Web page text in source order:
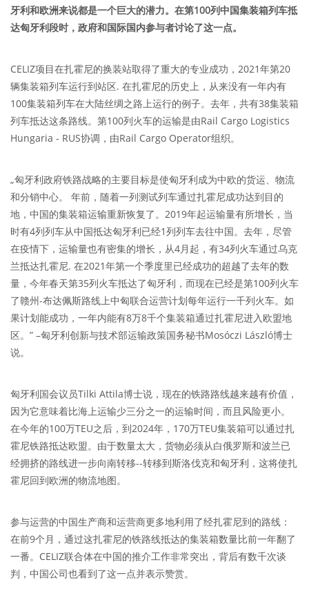
牙利和欧洲来说都是一个巨大的潜力。在第100列中国集装箱列车抵
达匈牙利段时，政府和国际国内参与者讨论了这一点。
CELIZ项目在扎霍尼的换装站取得了重大的专业成功，2021年第20
辆集装箱列车运行到站区. 在扎霍尼的历史上，从来没有一年内有
100集装箱列车在大陆丝绸之路上运行的例子。去年，共有38集装箱
列车抵达这条路线。第100列火车的运输是由Rail Cargo Logistics
Hungaria - RUS协调，由Rail Cargo Operator组织。
„匈牙利政府铁路战略的主要目标是使匈牙利成为中欧的货运、物流
和分销中心。 年前，随着一列测试列车通过扎霍尼成功达到目的
地，中国的集装箱运输重新恢复了。2019年起运输量有所增长，当
时有4列列车从中国抵达匈牙利已经1列列车去往中国。去年，尽管
在疫情下，运输量也有密集的增长，从4月起，有34列火车通过乌克
兰抵达扎霍尼. 在2021年第一个季度里已经成功的超越了去年的数
量，今年春天第35列火车抵达了匈牙利，而现在已经是第100列火车
了赣州-布达佩斯路线上中匈联合运营计划每年运行一千列火车。如
果计划能成功，一年内能有8万8千个集装箱通过扎霍尼进入欧盟地
区。” –匈牙利创新与技术部运输政策国务秘书Mosóczi László博士
说。
匈牙利国会议员Tilki Attila博士说，现在的铁路路线越来越有价值，
因为它意味着比海上运输少三分之一的运输时间，而且风险更小。
在今年的100万TEU之后，到2024年，170万TEU集装箱可以通过扎
霍尼铁路抵达欧盟。由于数量太大，货物必须从白俄罗斯和波兰已
经拥挤的路线进一步向南转移--转移到斯洛伐克和匈牙利，这将使扎
霍尼回到欧洲的物流地图。
参与运营的中国生产商和运营商更多地利用了经扎霍尼到的路线：
在前9个月，通过这扎霍尼的铁路线抵达的集装箱数量比前一年翻了
一番。CELIZ联合体在中国的推介工作非常突出，背后有数千次谈
判，中国公司也看到了这一点并表示赞赏。